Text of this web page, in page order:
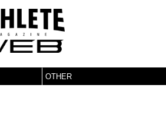
OTHER